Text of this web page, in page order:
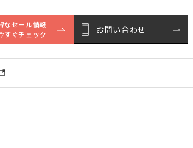
なセール情報
すぐチェック
お問い合わせ